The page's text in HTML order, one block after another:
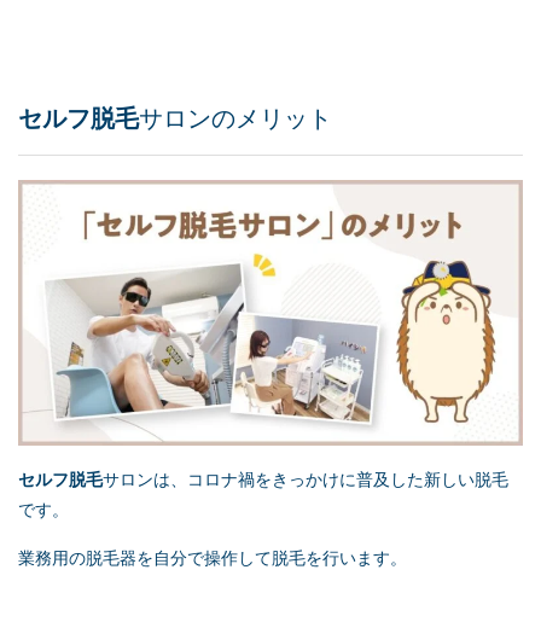
セルフ脱毛サロンのメリット
セルフ脱毛サロンは、コロナ禍をきっかけに普及した新しい脱毛
です。
業務用の脱毛器を自分で操作して脱毛を行います。